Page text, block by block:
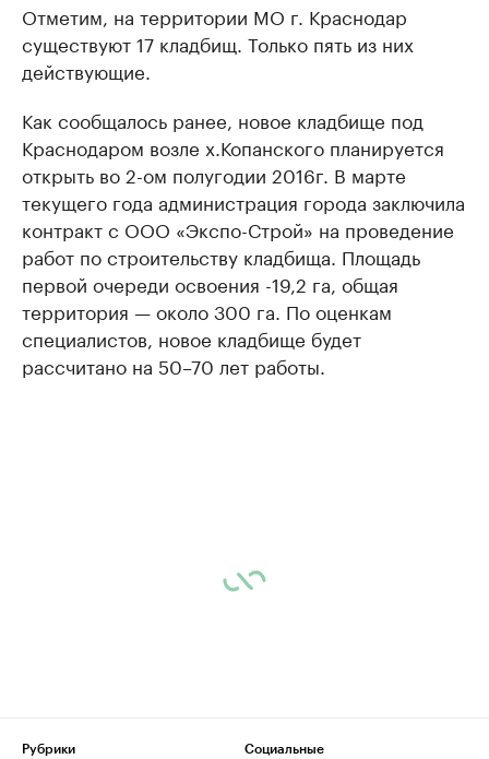
Отметим, на территории МО г. Краснодар
существуют 17 кладбищ. Только пять из них
действующие.
Как сообщалось ранее, новое кладбище под
Краснодаром возле х.Копанского планируется
открыть во 2-ом полугодии 2016г. В марте
текущего года администрация города заключила
контракт с ООО «Экспо-Строй» на проведение
работ по строительству кладбища. Площадь
первой очереди освоения -19,2 га, общая
территория — около 300 га. По оценкам
специалистов, новое кладбище будет
рассчитано на 50–70 лет работы.
Рубрики
Социальные